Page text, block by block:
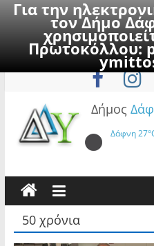
Για την
τον Δήμο
Πρωτοκόλλου:
to
Δευτέρα, 10
Δήμος
Δάφνη
50 χρόνια